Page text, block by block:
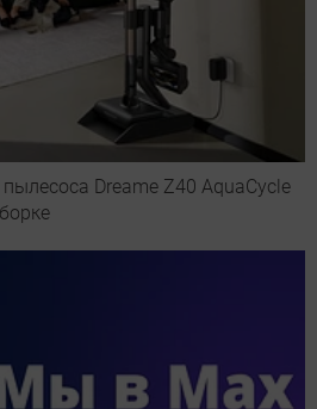
Dreame Z40 AquaCycle